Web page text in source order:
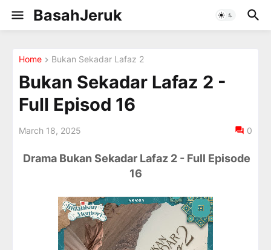
BasahJeruk
Home Bukan Sekadar Lafaz 2
Bukan Sekadar Lafaz 2 -
Full Episod 16
March 18, 2025 0
Drama Bukan Sekadar Lafaz 2 - Full Episode
16